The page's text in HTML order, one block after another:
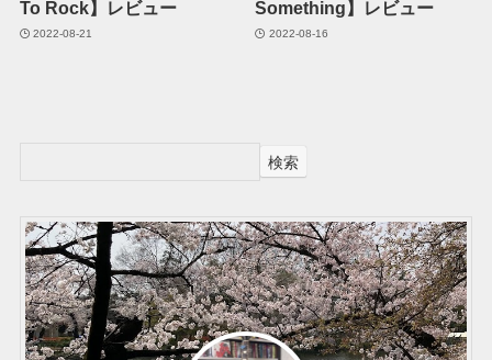
To Rock】レビュー
2022-08-21
Something】レビュー
2022-08-16
検索